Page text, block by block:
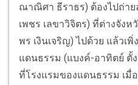
ณาณิศา ธีราธร) ต้องไปถ่า
เพชร เลขาวิจิตร) ที่ต่างจัง
พร เงินเจริญ) ไปด้วย แล้วเ
แดนธรรม (แบงค์-อาทิตย์ ตั้
ที่โรงแรมของแดนธรรม เมื่